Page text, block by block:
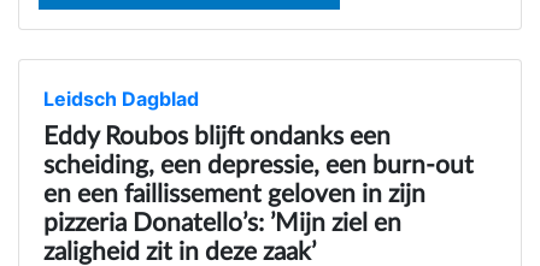
Leidsch Dagblad
Eddy Roubos blijft ondanks een
scheiding, een depressie, een burn-out
en een faillissement geloven in zijn
pizzeria Donatello’s: ’Mijn ziel en
zaligheid zit in deze zaak’